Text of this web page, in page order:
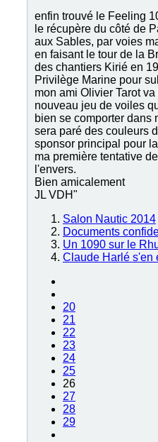
enfin trouvé le Feeling
le récupère du côté de
aux Sables, par voies
en faisant le tour de la
des chantiers Kirié en
Privilège Marine pour
mon ami Olivier Tarot
nouveau jeu de voiles
bien se comporter dans
sera paré des couleurs
sponsor principal pour
ma première tentative
l'envers.
Bien amicalement
JL VDH"
Salon Nautic 2014
Documents
Un 1090 sur le
Claude Harlé s'en
20
21
22
23
24
25
26
27
28
29